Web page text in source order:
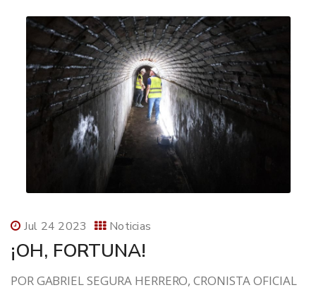
Jul 24 2023 Noticias
¡OH, FORTUNA!
POR GABRIEL SEGURA HERRERO, CRONISTA OFICIAL